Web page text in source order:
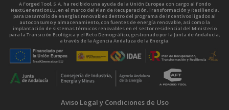
A Forged Tool, S.A. ha recibido una ayuda de la Unión Europea con cargo al Fondo
NextGenerationEU, en el marco del Plan de Recuperación, Transformación y Resiliencia,
para Desarrollo de energías renovables dentro del programa de incentivos ligados al
autoconsumo y almacenamiento, con fuentes de energía renovable, así como la
implantación de sistemas térmicos renovables en el sector residencial del Ministerio
para la Transición Ecológica y el Reto Demográfico, gestionado por la Junta de Andalucía,
a través de la Agencia Andaluza de la Energía.
Aviso Legal y Condiciones de Uso